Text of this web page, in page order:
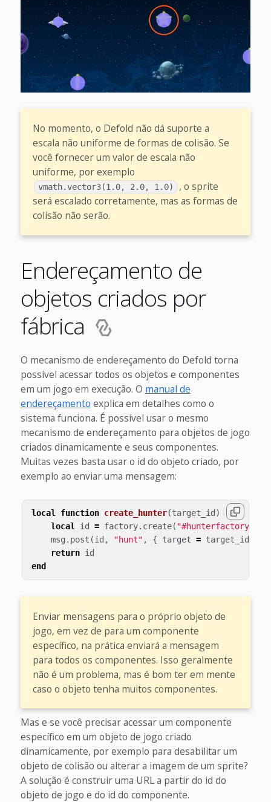
No momento, o Defold não dá suporte a
escala não uniforme de formas de colisão. Se
você fornecer um valor de escala não
uniforme, por exemplo
vmath.vector3(1.0, 2.0, 1.0)
, o sprite
será escalado corretamente, mas as formas de
colisão não serão.
Endereçamento de
objetos criados por
fábrica
O mecanismo de endereçamento do Defold torna
possível acessar todos os objetos e componentes
em um jogo em execução. O manual de
endereçamento explica em detalhes como o
sistema funciona. É possível usar o mesmo
mecanismo de endereçamento para objetos de jogo
criados dinamicamente e seus componentes.
Muitas vezes basta usar o id do objeto criado, por
exemplo ao enviar uma mensagem:
local function create_hunter(target_id )
local id = factory. create( "#hunterfactory"
msg . post (id , "hunt" , { target = target_id
return id
end
Enviar mensagens para o próprio objeto de
jogo, em vez de para um componente
específico, na prática enviará a mensagem
para todos os componentes. Isso geralmente
não é um problema, mas é bom ter em mente
caso o objeto tenha muitos componentes.
Mas e se você precisar acessar um componente
específico em um objeto de jogo criado
dinamicamente, por exemplo para desabilitar um
objeto de colisão ou alterar a imagem de um sprite?
A solução é construir uma URL a partir do id do
objeto de jogo e do id do componente.